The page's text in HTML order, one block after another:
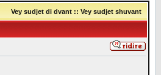
Vey sudjet di dvant :: Vey sudjet shuvant